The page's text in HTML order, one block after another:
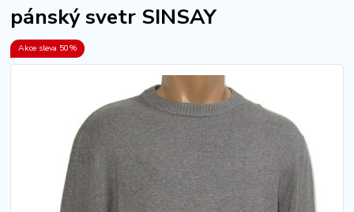
pánský svetr SINSAY
Akce sleva 50%